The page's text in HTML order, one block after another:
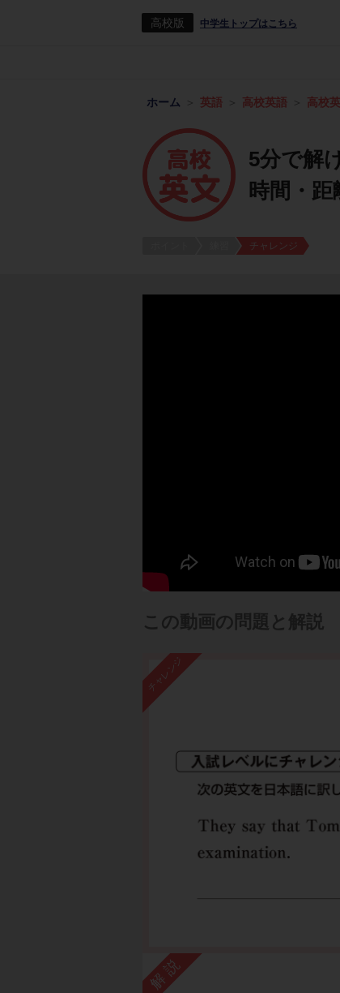
高校版 中学生トップはこちら
ホーム 英語 高校英語 高校
5分で解
時間・
チャレンジ
この動画の問題と解説
チャレンジ
解説